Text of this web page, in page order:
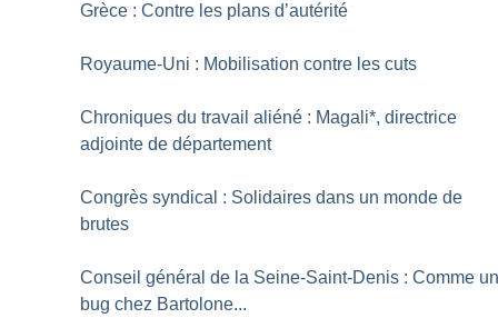
Grèce : Contre les plans d’autérité
Royaume-Uni : Mobilisation contre les cuts
Chroniques du travail aliéné : Magali*, directrice
adjointe de département
Congrès syndical : Solidaires dans un monde de
brutes
Conseil général de la Seine-Saint-Denis : Comme
bug chez Bartolone...